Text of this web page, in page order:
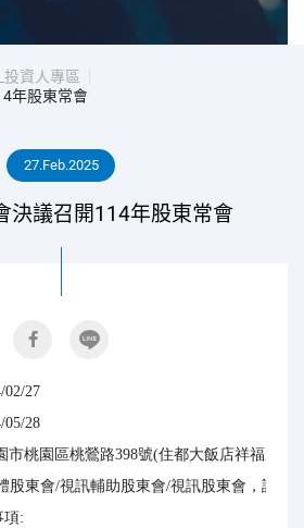
人
專
區
投資人專區
年股東常會
27.Feb.2025
決議召開114年股東常會
02/27
05/28
桃園區桃鶯路398號(住都大飯店祥福廳)
股東會/視訊輔助股東會/視訊股東會，請擇
項: